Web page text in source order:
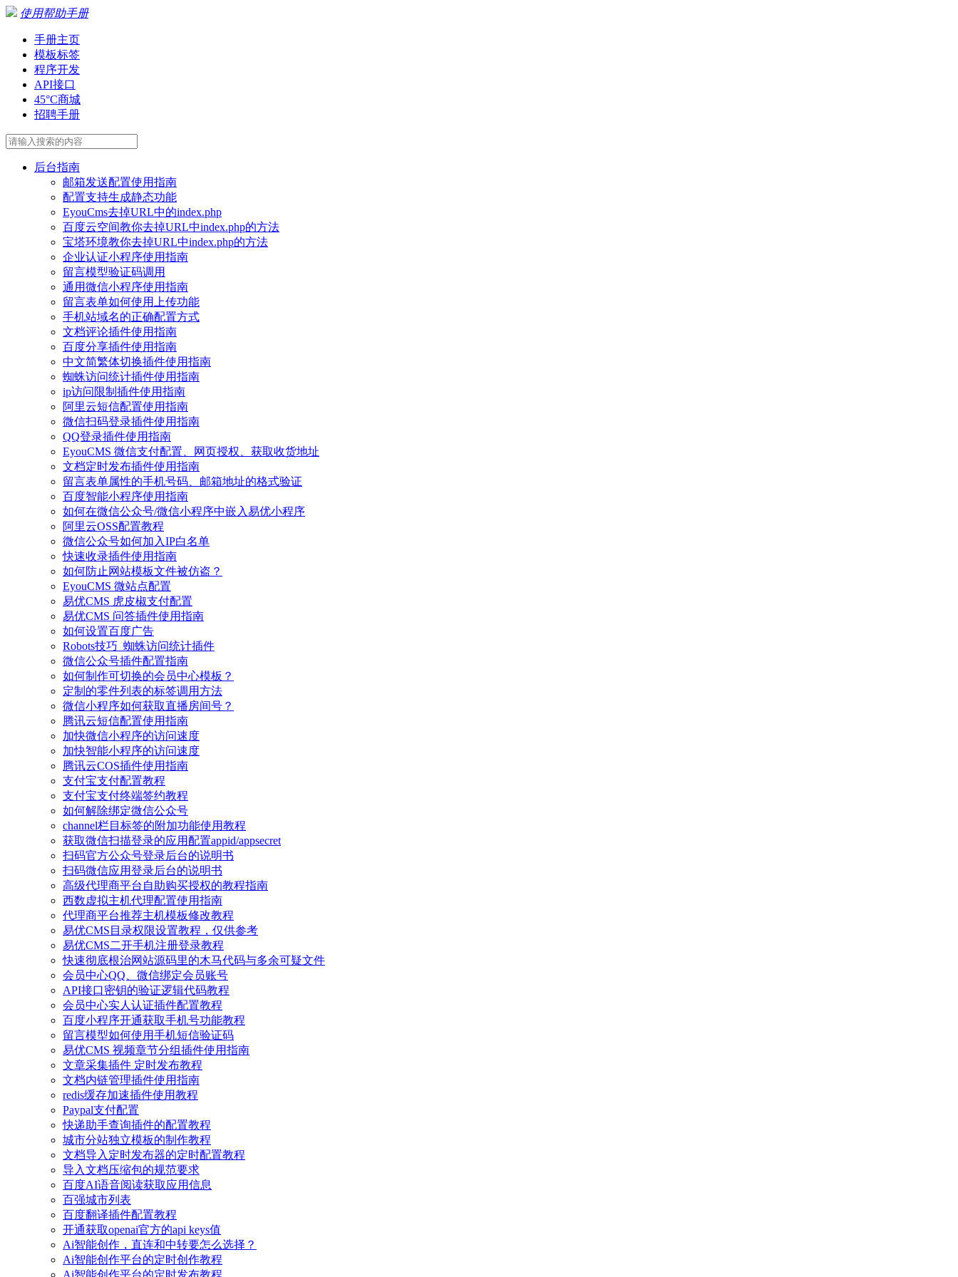
使用帮助手册
手册主页
模板标签
程序开发
API接口
45°C商城
招聘手册
后台指南
邮箱发送配置使用指南
配置支持生成静态功能
EyouCms去掉URL中的index.php
百度云空间教你去掉URL中index.php的方法
宝塔环境教你去掉URL中index.php的方法
企业认证小程序使用指南
留言模型验证码调用
通用微信小程序使用指南
留言表单如何使用上传功能
手机站域名的正确配置方式
文档评论插件使用指南
百度分享插件使用指南
中文简繁体切换插件使用指南
蜘蛛访问统计插件使用指南
ip访问限制插件使用指南
阿里云短信配置使用指南
微信扫码登录插件使用指南
QQ登录插件使用指南
EyouCMS 微信支付配置、网页授权、获取收货地址
文档定时发布插件使用指南
留言表单属性的手机号码、邮箱地址的格式验证
百度智能小程序使用指南
如何在微信公众号/微信小程序中嵌入易优小程序
阿里云OSS配置教程
微信公众号如何加入IP白名单
快速收录插件使用指南
如何防止网站模板文件被仿盗？
EyouCMS 微站点配置
易优CMS 虎皮椒支付配置
易优CMS 问答插件使用指南
如何设置百度广告
Robots技巧_蜘蛛访问统计插件
微信公众号插件配置指南
如何制作可切换的会员中心模板？
定制的零件列表的标签调用方法
微信小程序如何获取直播房间号？
腾讯云短信配置使用指南
加快微信小程序的访问速度
加快智能小程序的访问速度
腾讯云COS插件使用指南
支付宝支付配置教程
支付宝支付终端签约教程
如何解除绑定微信公众号
channel栏目标签的附加功能使用教程
获取微信扫描登录的应用配置appid/appsecret
扫码官方公众号登录后台的说明书
扫码微信应用登录后台的说明书
高级代理商平台自助购买授权的教程指南
西数虚拟主机代理配置使用指南
代理商平台推荐主机模板修改教程
易优CMS目录权限设置教程，仅供参考
易优CMS二开手机注册登录教程
快速彻底根治网站源码里的木马代码与多余可疑文件
会员中心QQ、微信绑定会员账号
API接口密钥的验证逻辑代码教程
会员中心实人认证插件配置教程
百度小程序开通获取手机号功能教程
留言模型如何使用手机短信验证码
易优CMS 视频章节分组插件使用指南
文章采集插件 定时发布教程
文档内链管理插件使用指南
redis缓存加速插件使用教程
Paypal支付配置
快递助手查询插件的配置教程
城市分站独立模板的制作教程
文档导入定时发布器的定时配置教程
导入文档压缩包的规范要求
百度AI语音阅读获取应用信息
百强城市列表
百度翻译插件配置教程
开通获取openai官方的api keys值
Ai智能创作，直连和中转要怎么选择？
Ai智能创作平台的定时创作教程
Ai智能创作平台的定时发布教程